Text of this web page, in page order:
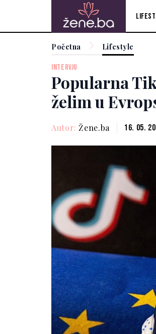
Početna Lifestyle
INTERVJU
Popularna
želim u
Autor: Žene.ba 16. 05.